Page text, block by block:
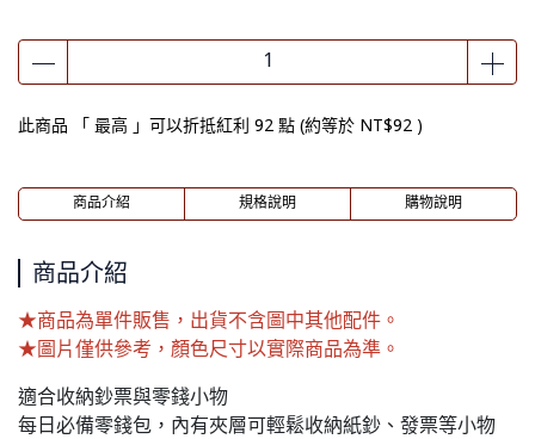
此商品 「 最高 」可以折抵紅利 92 點 (約等於 NT$92 )
商品介紹 規格說明 購物說明
商品介紹
★商品為單件販售，出貨不含圖中其他配件。
★圖片僅供參考，顏色尺寸以實際商品為準。
適合收納鈔票與零錢小物
每日必備零錢包，內有夾層可輕鬆收納紙鈔、發票等小物